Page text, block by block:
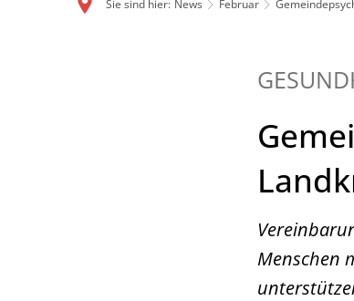
Sie sind hier: News Februar
Menschen